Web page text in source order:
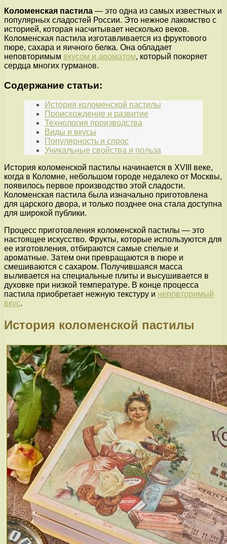
Коломенская пастила — это одна из самых известных и
популярных сладостей России. Это нежное лакомство с
историей, которая насчитывает несколько веков.
Коломенская пастила изготавливается из фруктового
пюре, сахара и яичного белка. Она обладает
неповторимым вкусом и ароматом, который покоряет
сердца многих гурманов.
Содержание статьи:
История коломенской пастилы
Происхождение и развитие
Технология производства
Виды и вкусы
Популярность и спрос
Уникальные свойства и польза
История коломенской пастилы начинается в XVIII веке,
когда в Коломне, небольшом городе недалеко от Москвы,
появилось первое производство этой сладости.
Коломенская пастила была изначально приготовлена
для царского двора, и только позднее она стала доступна
для широкой публики.
Процесс приготовления коломенской пастилы — это
настоящее искусство. Фрукты, которые используются для
ее изготовления, отбираются самые спелые и
ароматные. Затем они превращаются в пюре и
смешиваются с сахаром. Получившаяся масса
выливается на специальные плиты и высушивается в
духовке при низкой температуре. В конце процесса
пастила приобретает нежную текстуру и неповторимый
вкус.
История коломенской пастилы